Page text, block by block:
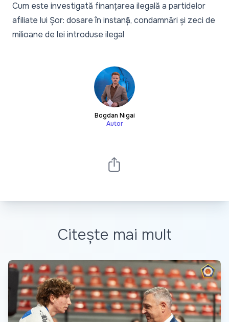
Cum este investigată finanțarea ilegală a partidelor
afiliate lui Șor: dosare în instanță, condamnări și zeci de
milioane de lei introduse ilegal
Bogdan Nigai
Autor
Citește mai mult